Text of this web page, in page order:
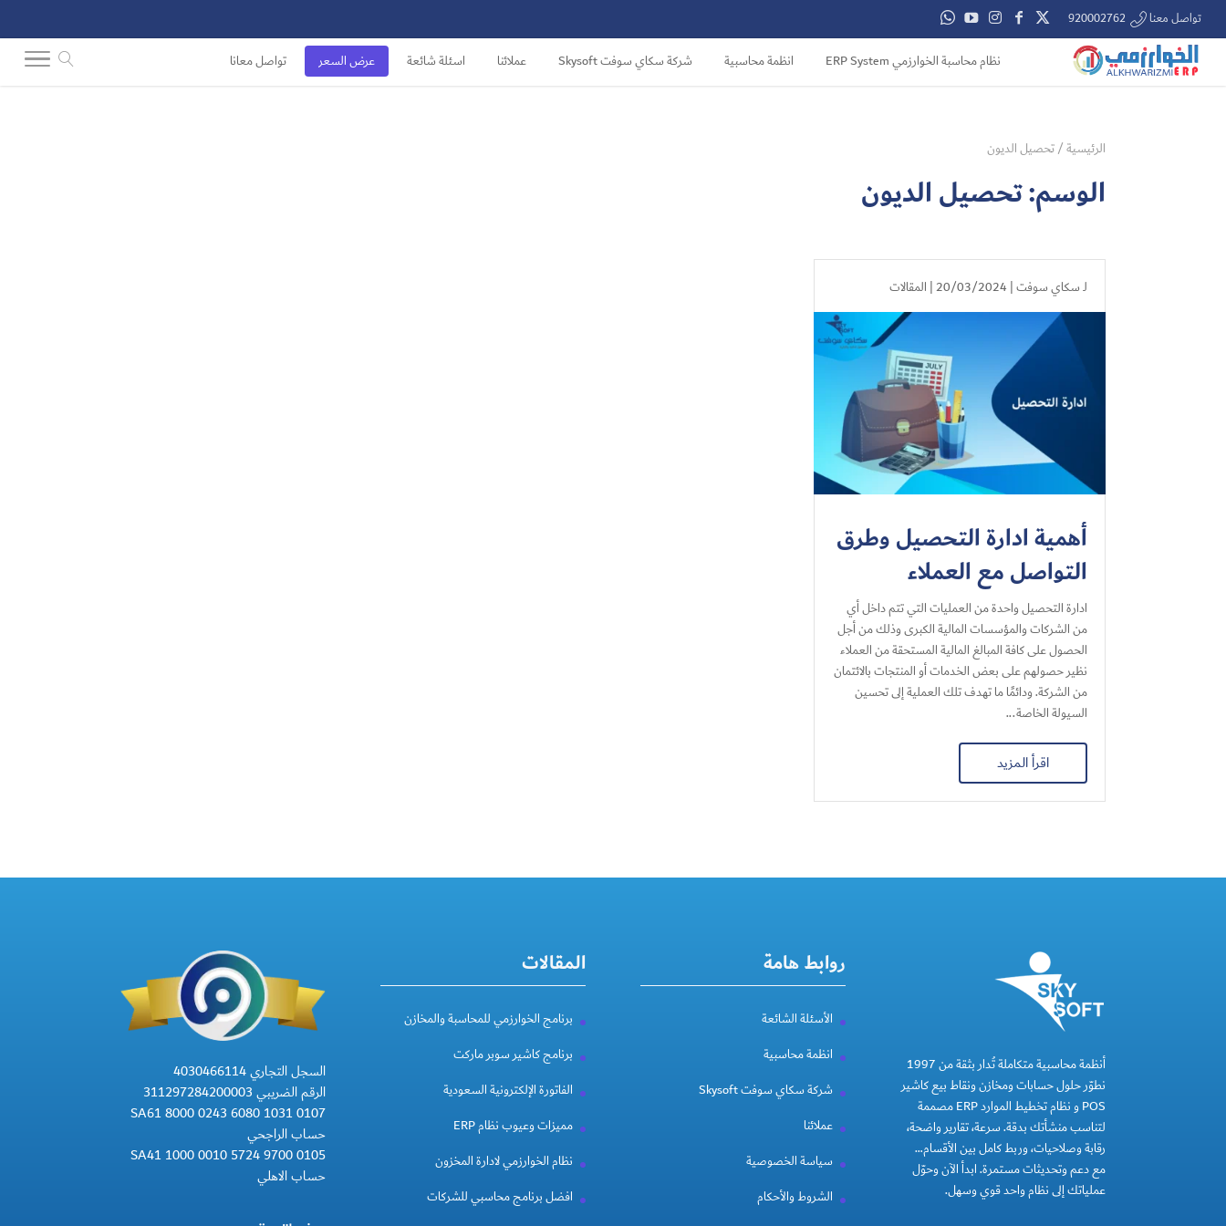
تواصل معنا 920002762
نظام محاسبة الخوارزمي ERP System انظمة محاسبية شركة سكاي سوفت Skysoft عملائنا اسئلة شائعة عرض السعر تواصل معانا
الرئيسية/تحصيل الديون
الوسم:تحصيل الديون
لـسكاي سوفت| 20/03/2024 | المقالات
أهمية ادارة التحصيل وطرق
التواصل مع العملاء
ادارة التحصيل واحدة من العمليات التي تتم داخل أي
من الشركات والمؤسسات المالية الكبرى وذلك من أجل
الحصول على كافة المبالغ المالية المستحقة من العملاء
نظير حصولهم على بعض الخدمات أو المنتجات بالائتمان
من الشركة. ودائمًا ما تهدف تلك العملية إلى تحسين
السيولة الخاصة...
اقرأ المزيد
أنظمة محاسبية متكاملة تُدار بثقة من 1997
نطوّر حلول حسابات ومخازن ونقاط بيع كاشير
POS و نظام تخطيط الموارد ERP مصممة
لتناسب منشأتك بدقة. سرعة، تقارير واضحة،
رقابة وصلاحيات، وربط كامل بين الأقسام…
مع دعم وتحديثات مستمرة. ابدأ الآن وحوّل
عملياتك إلى نظام واحد قوي وسهل.
روابط هامة
الأسئلة الشائعة
انظمة محاسبية
شركة سكاي سوفت Skysoft
عملائنا
سياسة الخصوصية
الشروط والأحكام
المقالات
برنامج الخوارزمي للمحاسبة والمخازن
برنامج كاشير سوبر ماركت
الفاتورة الإلكترونية السعودية
مميزات وعيوب نظام ERP
نظام الخوارزمي لادارة المخزون
افضل برنامج محاسبي للشركات
السجل التجاري 4030466114
الرقم الضريبي 311297284200003
SA61 8000 0243 6080 1031 0107
حساب الراجحي
SA41 1000 0010 5724 9700 0105
حساب الاهلي